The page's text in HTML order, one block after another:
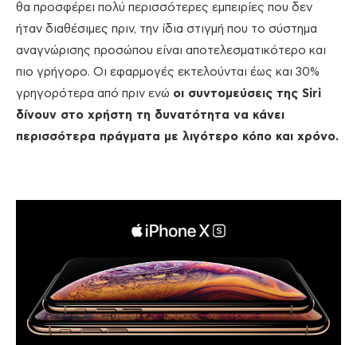
θα προσφέρει πολύ περισσότερες εμπειρίες που δεν
ήταν διαθέσιμες πριν, την ίδια στιγμή που το σύστημα
αναγνώρισης προσώπου είναι αποτελεσματικότερο και
πιο γρήγορο. Οι εφαρμογές εκτελούνται έως και 30%
γρηγορότερα από πριν ενώ οι συντομεύσεις της Siri
δίνουν στο χρήστη τη δυνατότητα να κάνει
περισσότερα πράγματα με λιγότερο κόπο και χρόνο.